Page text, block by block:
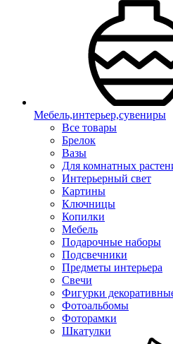
Мебель,интерьер,сувениры
Все товары
Брелок
Вазы
Для комнатных
Интерьерный свет
Картины
Ключницы
Копилки
Мебель
Подарочные наборы
Подсвечники
Предметы интерьера
Свечи
Фигурки
Фотоальбомы
Фоторамки
Шкатулки